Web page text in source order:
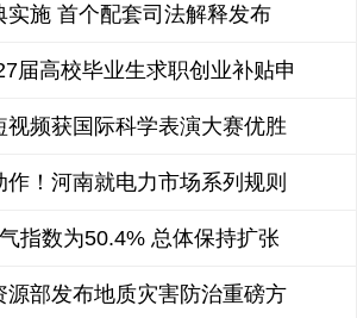
实施 首个配套司法解释发布
届高校毕业生求职创业补贴申
视频获国际科学表演大赛优胜
！河南就电力市场系列规则
指数为50.4% 总体保持扩张
源部发布地质灾害防治重磅方